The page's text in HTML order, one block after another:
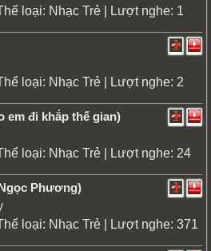
loại: Nhạc Trẻ | Lượt nghe: 1
loại: Nhạc Trẻ | Lượt nghe: 2
em đi khắp thế gian)
loại: Nhạc Trẻ | Lượt nghe: 24
Phương)
loại: Nhạc Trẻ | Lượt nghe: 371